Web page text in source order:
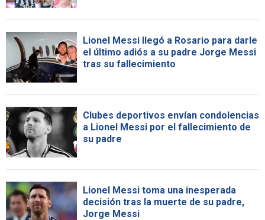
Lionel Messi llegó a Rosario para darle
el último adiós a su padre Jorge Messi
tras su fallecimiento
Clubes deportivos envían condolencias
a Lionel Messi por el fallecimiento de
su padre
Lionel Messi toma una inesperada
decisión tras la muerte de su padre,
Jorge Messi